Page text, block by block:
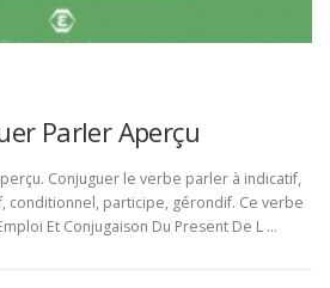
Parler Aperçu
Conjuguer le verbe parler à indicatif,
conditionnel, participe, gérondif. Ce verbe
Et Conjugaison Du Present De L …